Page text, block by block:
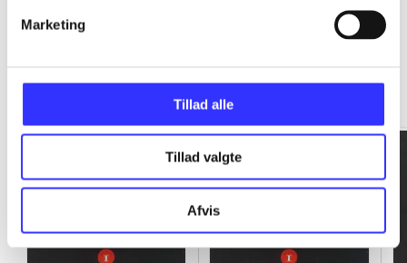
Marketing
Tillad alle
Tillad valgte
Afvis